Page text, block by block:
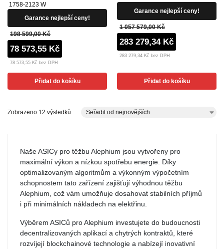
1758-2123 W
Garance nejlepší ceny!
198 599,00 Kč
78 573,55 Kč
78 573,55 Kč bez DPH
Přidat do košíku
Garance nejlepší ceny!
1 057 579,00 Kč
283 279,34 Kč
283 279,34 Kč bez DPH
Přidat do košíku
Zobrazeno 12 výsledků
Naše ASICy pro těžbu Alephium jsou vytvořeny pro
maximální výkon a nízkou spotřebu energie. Díky
optimalizovaným algoritmům a výkonným výpočetním
schopnostem tato zařízení zajišťují výhodnou těžbu
Alephium, což vám umožňuje dosahovat stabilních příjmů
i při minimálních nákladech na elektřinu.
Výběrem ASICů pro Alephium investujete do budoucnosti
decentralizovaných aplikací a chytrých kontraktů, které
rozvíjejí blockchainové technologie a nabízejí inovativní